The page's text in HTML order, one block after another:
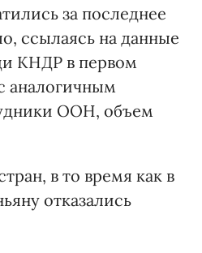
за последнее
ссылаясь на данные
КНДР в первом
аналогичным
ООН, объем
в то время как в
отказались